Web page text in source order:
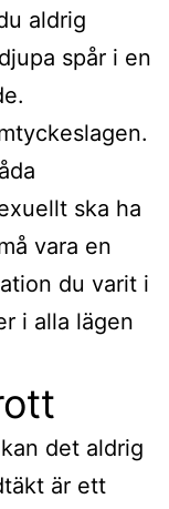
aldrig
spår i en
ska ha
vara en
du varit i
i alla lägen
det aldrig
är ett